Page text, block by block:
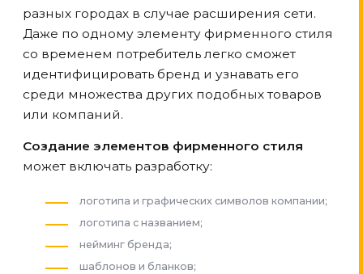
разных городах в случае расширения сети.
Даже по одному элементу фирменного стиля
со временем потребитель легко сможет
идентифицировать бренд и узнавать его
среди множества других подобных товаров
или компаний.
Создание элементов фирменного стиля
может включать разработку:
логотипа и графических символов компании;
логотипа с названием;
нейминг бренда;
шаблонов и бланков;